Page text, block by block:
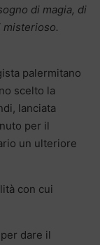
di magia, di
misterioso.
palermitano
scelto la
lanciata
per il
un ulteriore
con cui
dare il